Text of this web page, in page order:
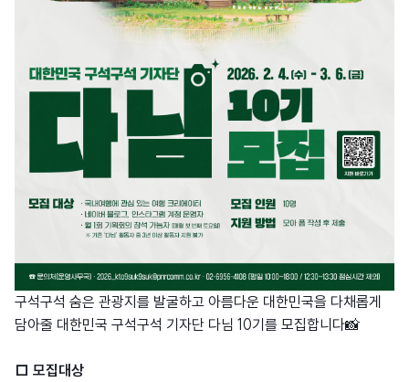
구석구석 숨은 관광지를 발굴하고 아름다운 대한민국을 다채롭게
담아줄 대한민국 구석구석 기자단 다님 10기를 모집합니다📸
□ 모집대상